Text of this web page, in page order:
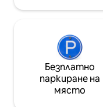
Безплатно
паркиране на
място